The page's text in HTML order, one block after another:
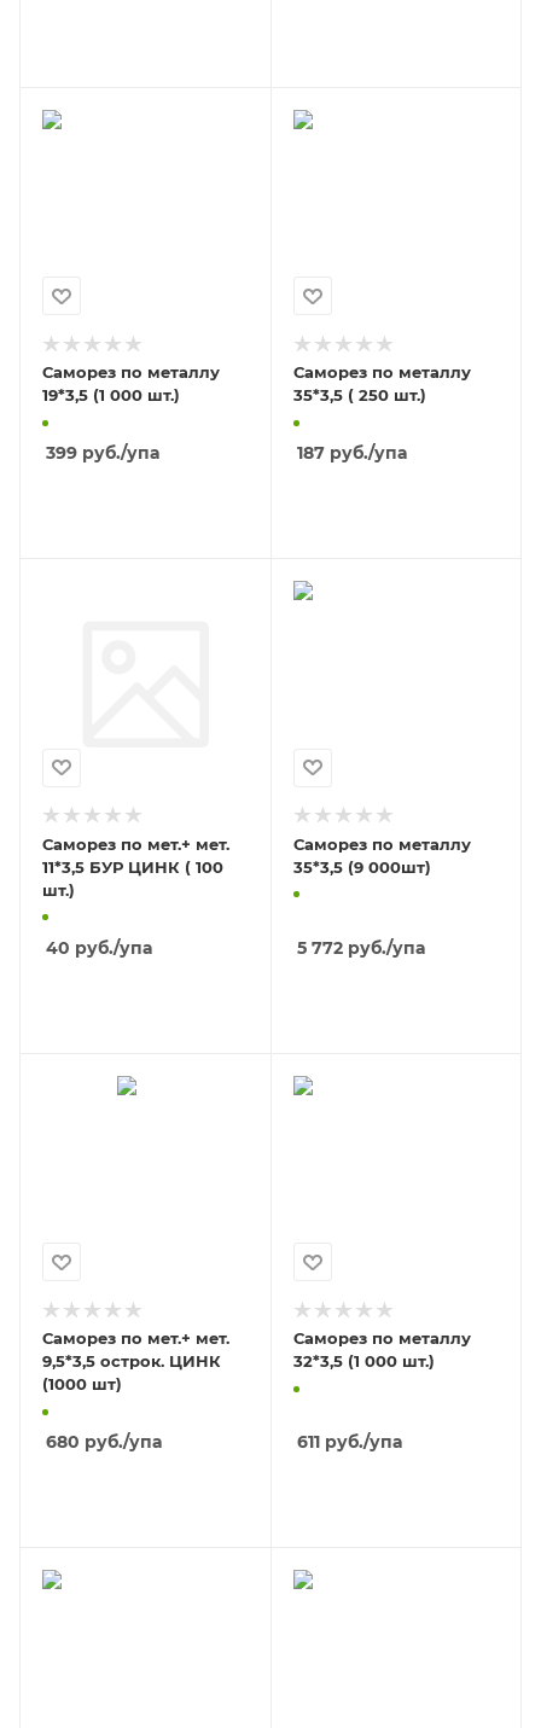
Саморез по металлу
19*3,5 (1 000 шт.)
399 руб./упа
Саморез по металлу
35*3,5 ( 250 шт.)
187руб./упа
Саморез по мет.+ мет.
11*3,5 БУР ЦИНК ( 100
шт.)
40 руб./упа
Саморез по металлу
35*3,5 (9 000шт)
5 772руб./упа
Саморез по мет.+ мет.
9,5*3,5 острок. ЦИНК
(1000 шт)
680 руб./упа
Саморез по металлу
32*3,5 (1 000 шт.)
611руб./упа